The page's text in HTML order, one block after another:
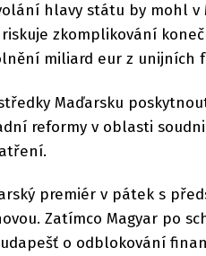
hlavy státu by mohl v
zkomplikování
miliard eur z unijních
Maďarsku
reformy v oblasti
premiér v pátek s
Zatímco Magyar po
o odblokování